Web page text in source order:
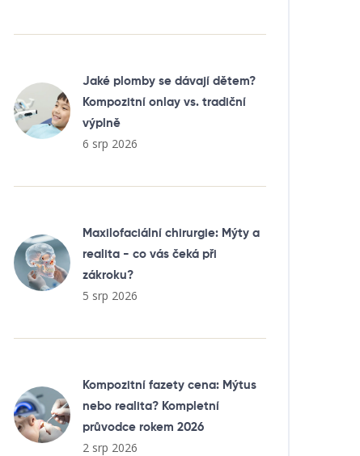
Jaké plomby se dávají dětem?
Kompozitní onlay vs. tradiční
výplně
6 srp 2026
Maxilofaciální chirurgie: Mýty a
realita - co vás čeká při
zákroku?
5 srp 2026
Kompozitní fazety cena: Mýtus
nebo realita? Kompletní
průvodce rokem 2026
2 srp 2026